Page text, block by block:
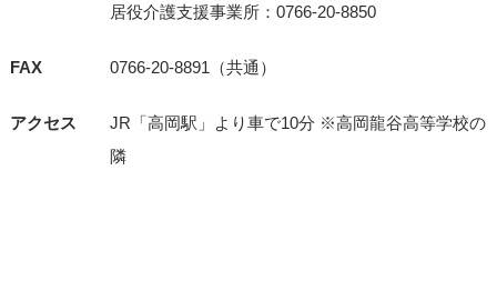
居役介護支援事業所：0766-20-8850
FAX 0766-20-8891（共通）
アクセス
JR「⾼岡駅」より⾞で10分 ※⾼岡⿓⾕⾼等学校の
隣